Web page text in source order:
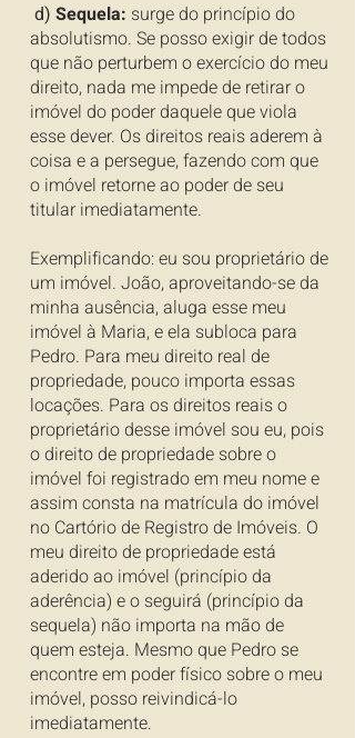
d) Sequela: surge do princípio do
absolutismo. Se posso exigir de todos
que não perturbem o exercício do meu
direito, nada me impede de retirar o
imóvel do poder daquele que viola
esse dever. Os direitos reais aderem à
coisa e a persegue, fazendo com que
o imóvel retorne ao poder de seu
titular imediatamente.
Exemplificando: eu sou proprietário de
um imóvel. João, aproveitando-se da
minha ausência, aluga esse meu
imóvel à Maria, e ela subloca para
Pedro. Para meu direito real de
propriedade, pouco importa essas
locações. Para os direitos reais o
proprietário desse imóvel sou eu, pois
o direito de propriedade sobre o
imóvel foi registrado em meu nome e
assim consta na matrícula do imóvel
no Cartório de Registro de Imóveis. O
meu direito de propriedade está
aderido ao imóvel (princípio da
aderência) e o seguirá (princípio da
sequela) não importa na mão de
quem esteja. Mesmo que Pedro se
encontre em poder físico sobre o meu
imóvel, posso reivindicá-lo
imediatamente.